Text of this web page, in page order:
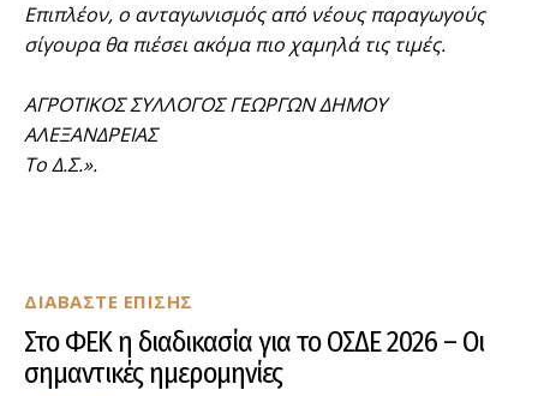
ΔΙΑΒΑΣΤΕ ΕΠΙΣΗΣ
Στο ΦΕΚ η διαδικασία για το ΟΣΔΕ 2026 – Οι
σημαντικές ημερομηνίες
Επιπλέον, ο ανταγωνισμός από νέους παραγωγούς
σίγουρα θα πιέσει ακόμα πιο χαμηλά τις τιμές.
ΑΓΡΟΤΙΚΟΣ ΣΥΛΛΟΓΟΣ ΓΕΩΡΓΩΝ ΔΗΜΟΥ
ΑΛΕΞΑΝΔΡΕΙΑΣ
Το Δ.Σ.».